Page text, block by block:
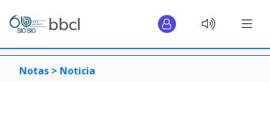
Notas > Noticia